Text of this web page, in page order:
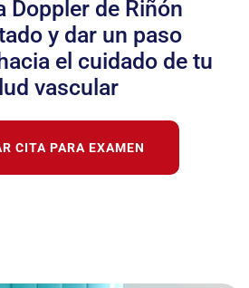
Doppler de Riñón
y dar un paso
el cuidado de tu
vascular
CITA PARA EXAMEN